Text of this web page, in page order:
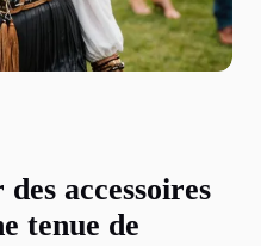
accessoires
tenue de